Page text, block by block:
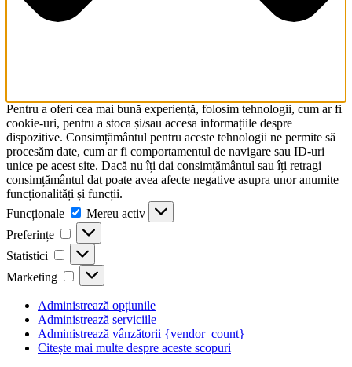
Pentru a oferi cea mai bună experiență, folosim tehnologii, cum ar fi
cookie-uri, pentru a stoca și/sau accesa informațiile despre
dispozitive. Consimțământul pentru aceste tehnologii ne permite să
procesăm date, cum ar fi comportamentul de navigare sau ID-uri
unice pe acest site. Dacă nu îți dai consimțământul sau îți retragi
consimțământul dat poate avea afecte negative asupra unor anumite
funcționalități și funcții.
Funcționale
Funcționale
Mereu activ
Preferințe
Preferințe
Statistici Statistici
Marketing Marketing
Administrează opțiunile
Administrează serviciile
Administrează vânzătorii {vendor_count}
Citește mai multe despre aceste scopuri